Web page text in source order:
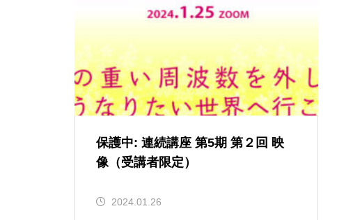
保護中: 連続講座 第5期 第２回 映
像（受講者限定）
2024.01.26